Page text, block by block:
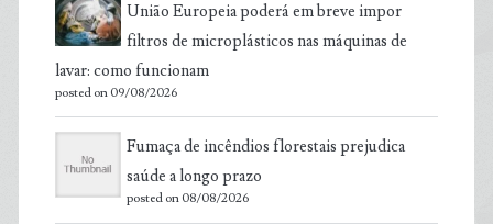
União Europeia poderá em breve impor
filtros de microplásticos nas máquinas de
lavar: como funcionam
posted on 09/08/2026
Fumaça de incêndios florestais prejudica
saúde a longo prazo
posted on 08/08/2026